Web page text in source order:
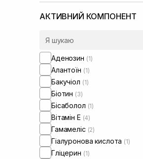
порами
Шкіра обличчя з порушеним
мікробіомом
АКТИВНИЙ КОМПОНЕНТ
Аденозин (1)
Алантоїн (1)
Бакучіол (1)
Біотин (3)
Бісаболол (1)
Вітамін Е (4)
Гамамеліс (2)
Гіалуронова кислота (1)
Гліцерин (1)